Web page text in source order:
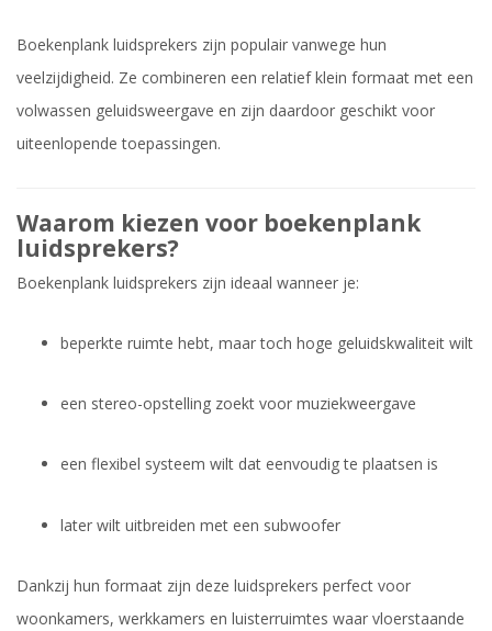
Boekenplank luidsprekers zijn populair vanwege hun
veelzijdigheid. Ze combineren een relatief klein formaat met een
volwassen geluidsweergave en zijn daardoor geschikt voor
uiteenlopende toepassingen.
Waarom kiezen voor boekenplank
luidsprekers?
Boekenplank luidsprekers zijn ideaal wanneer je:
beperkte ruimte hebt, maar toch hoge geluidskwaliteit wilt
een stereo-opstelling zoekt voor muziekweergave
een flexibel systeem wilt dat eenvoudig te plaatsen is
later wilt uitbreiden met een subwoofer
Dankzij hun formaat zijn deze luidsprekers perfect voor
woonkamers, werkkamers en luisterruimtes waar vloerstaande